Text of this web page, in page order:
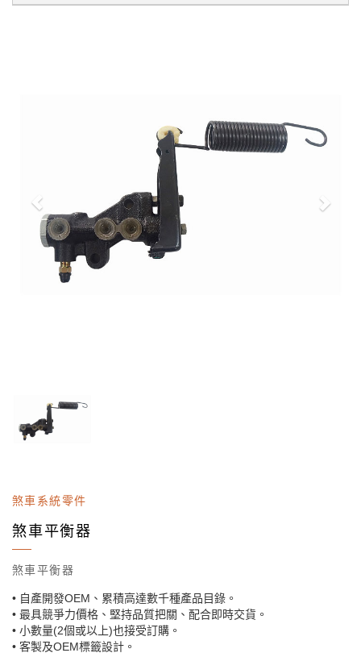
煞車系統零件
煞車平衡器
煞車平衡器
• 自產開發OEM、累積高達數千種產品目錄。
• 最具競爭力價格、堅持品質把關、配合即時交貨。
• 小數量(2個或以上)也接受訂購。
• 客製及OEM標籤設計。